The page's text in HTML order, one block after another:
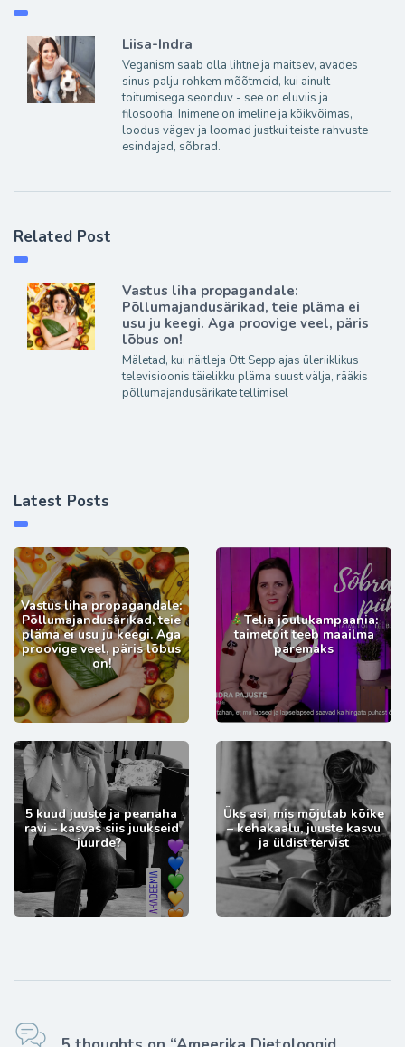
Liisa-Indra
Veganism saab olla lihtne ja maitsev, avades
sinus palju rohkem mõõtmeid, kui ainult
toitumisega seonduv - see on eluviis ja
filosoofia. Inimene on imeline ja kõikvõimas,
loodus vägev ja loomad justkui teiste rahvuste
esindajad, sõbrad.
Related Post
Vastus liha propagandale:
Põllumajandusärikad, teie pläma ei
usu ju keegi. Aga proovige veel, päris
lõbus on!
Mäletad, kui näitleja Ott Sepp ajas üleriiklikus
televisioonis täielikku pläma suust välja, rääkis
põllumajandusärikate tellimisel
Latest Posts
Vastus liha propagandale:
Põllumajandusärikad, teie
pläma ei usu ju keegi. Aga
proovige veel, päris lõbus
on!
Telia jõulukampaania:
taimetoit teeb maailma
paremaks
5 kuud juuste ja peanaha
ravi – kasvas siis juukseid
juurde?
Üks asi, mis mõjutab kõike
– kehakaalu, juuste kasvu
ja üldist tervist